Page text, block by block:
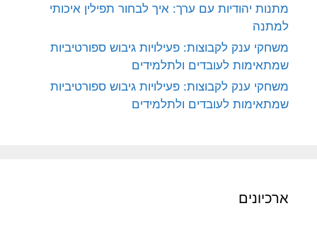
מתנות יהודיות עם ערך: איך לבחור תפילין איכותי
למתנה
משחקי ענק לקבוצות: פעילויות גיבוש ספורטיביות
שמתאימות לעובדים ולתלמידים
משחקי ענק לקבוצות: פעילויות גיבוש ספורטיביות
שמתאימות לעובדים ולתלמידים
ארכיונים